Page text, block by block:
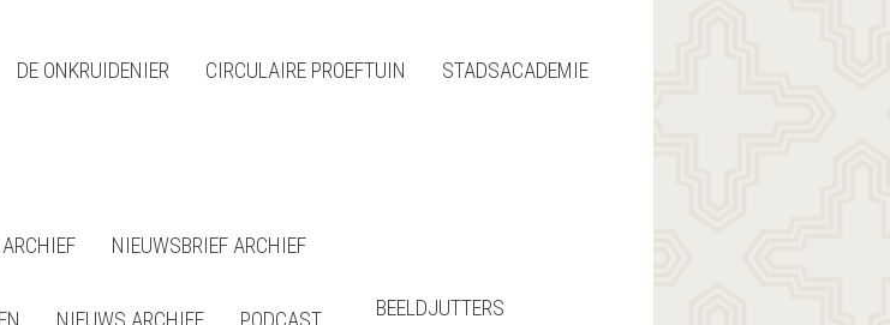
DE ONKRUIDENIER CIRCULAIRE PROEFTUIN
STADSACADEMIE
ARCHIEF NIEUWSBRIEF ARCHIEF
NIEUWS ARCHIEF PODCAST BEELDJUTTERS